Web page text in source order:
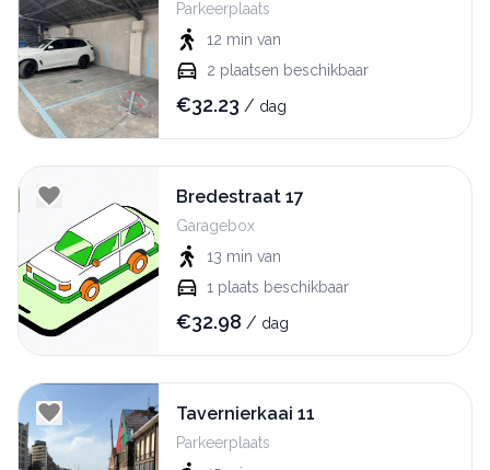
Parkeerplaats
12 min van
2 plaatsen beschikbaar
€32.23 / dag
Bredestraat 17
Garagebox
13 min van
1 plaats beschikbaar
€32.98 / dag
Tavernierkaai 11
Parkeerplaats